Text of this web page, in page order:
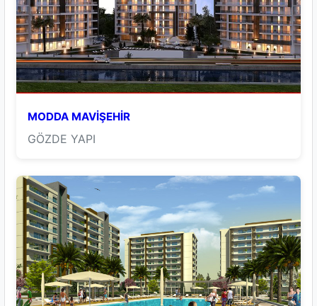
MODDA MAVİŞEHİR
GÖZDE YAPI